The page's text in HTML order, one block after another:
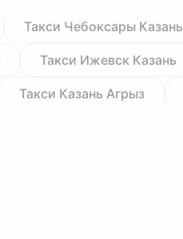
Такси Чебоксары Казань
Такси Ижевск Казань
Такси Казань Агрыз